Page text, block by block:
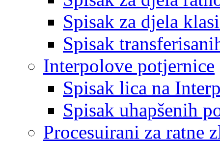
Spisak za djela
Spisak
Interpolove potjernice
Spisak lica na
Spisak uhapšenih
Procesuirani za ratne